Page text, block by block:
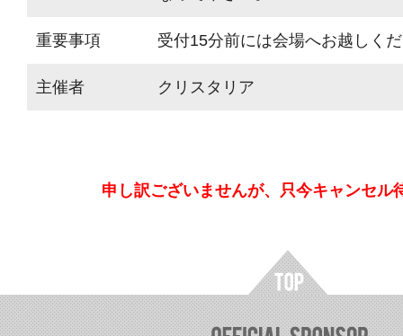
重要事項 受付15分前には会場へお越しく
主催者 クリスタリア
申し訳ございませんが、只今キャンセル